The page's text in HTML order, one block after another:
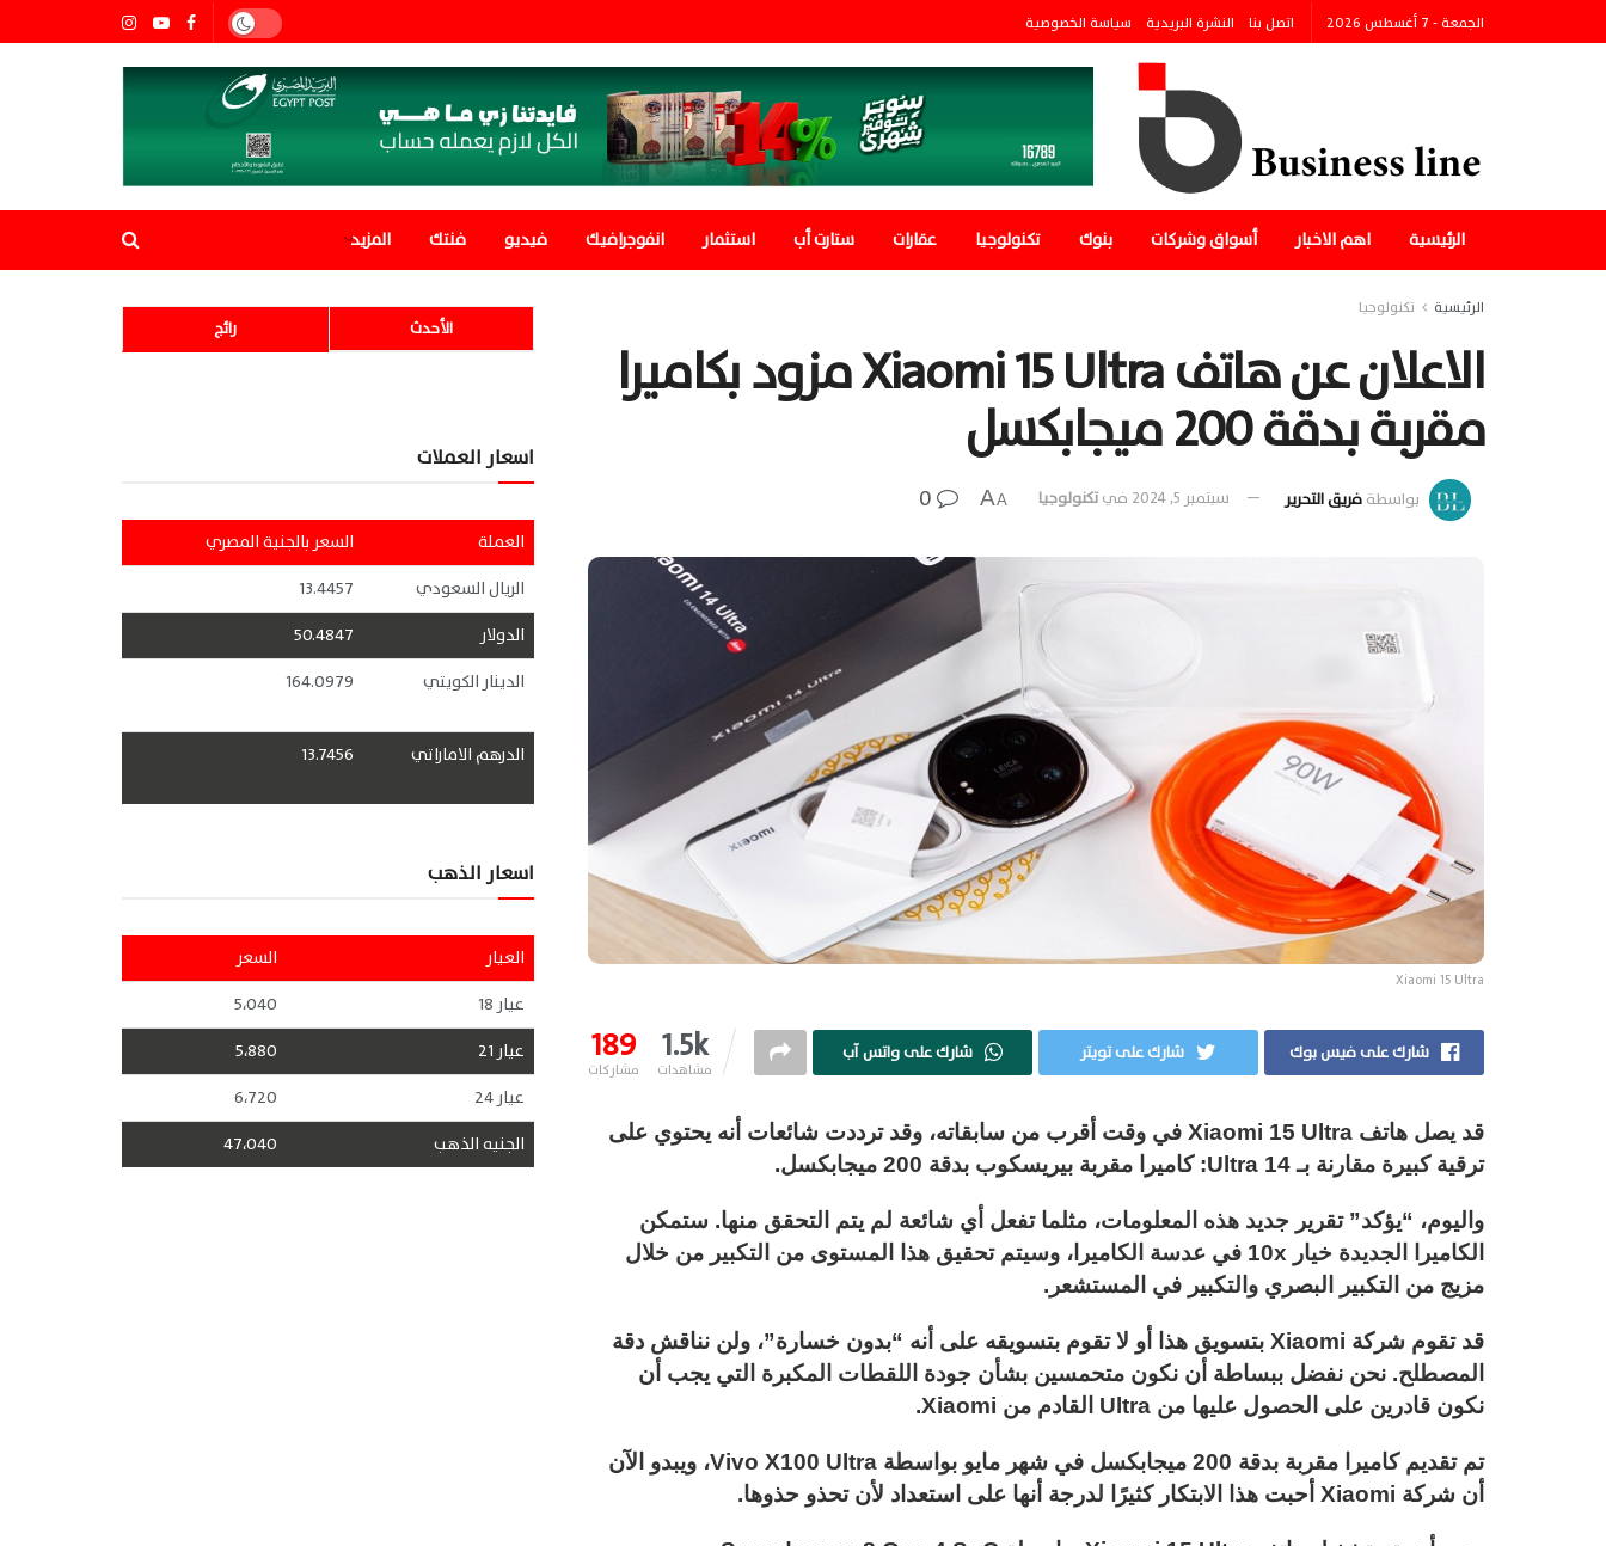
الجمعة - 7 أغسطس 2026 اتصل بنا النشرة البريدية سياسة الخصوصية
الرئيسية اهم الاخبار أسواق وشركات بنوك تكنولوجيا عقارات ستارت أب استثمار انفوجرافيك فيديو فنتك المزيد
الرئيسية تكنولوجيا
الاعلان عن هاتف Xiaomi 15 Ultra مزود بكاميرا
مقربة بدقة 200 ميجابكسل
بواسطةفريق التحرير سبتمبر 5, 2024 فيتكنولوجيا A
A
Xiaomi 15 Ultra
189
مشاركات 1.5k
مشاهدات
شارك على فيس بوك شارك على تويتر شارك على واتس آب
قد يصل هاتف Xiaomi 15 Ultra في وقت أقرب من سابقاته، وقد ترددت شائعات أنه يحتوي على
ترقية كبيرة مقارنة بـ 14 Ultra: كاميرا مقربة بيريسكوب بدقة 200 ميجابكسل.
واليوم، “يؤكد” تقرير جديد هذه المعلومات، مثلما تفعل أي شائعة لم يتم التحقق منها. ستمكن
الكاميرا الجديدة خيار 10x في عدسة الكاميرا، وسيتم تحقيق هذا المستوى من التكبير من خلال
مزيج من التكبير البصري والتكبير في المستشعر.
قد تقوم شركة Xiaomi بتسويق هذا أو لا تقوم بتسويقه على أنه “بدون خسارة”، ولن نناقش دقة
المصطلح. نحن نفضل ببساطة أن نكون متحمسين بشأن جودة اللقطات المكبرة التي يجب أن
نكون قادرين على الحصول عليها من Ultra القادم من Xiaomi.
تم تقديم كاميرا مقربة بدقة 200 ميجابكسل في شهر مايو بواسطة Vivo X100 Ultra، ويبدو الآن
أن شركة Xiaomi أحبت هذا الابتكار كثيرًا لدرجة أنها على استعداد لأن تحذو حذوها.
رائج الأحدث
اسعار العملات
العملة
السعر بالجنية المصري
الريال السعودي
13.4457
الدولار
50.4847
الدينار الكويتي
164.0979
الدرهم الاماراتي 13.7456
اسعار الذهب
العيار
السعر
عيار 18
5،040
عيار 21
5،880
عيار 24
6،720
الجنيه الذهب
47،040